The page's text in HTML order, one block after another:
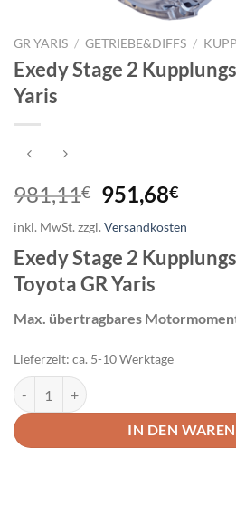
GR YARIS / GETRIEBE&DIFFS /
Exedy Stage 2
Yaris
981,11€ Ursprünglicher
Preis
war:
981,11€
951,68€
ist:
inkl. MwSt. zzgl. Versandkosten
Exedy Stage 2
Toyota GR Yaris
Max. übertragbares
Lieferzeit: ca. 5-10 Werktage
Exedy Stage 2 Kupplungssatz Toyota GR
IN DEN